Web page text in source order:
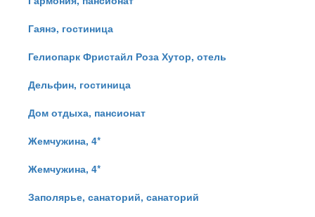
Гаянэ, гостиница
Гелиопарк Фристайл Роза Хутор, отель
Дельфин, гостиница
Дом отдыха, пансионат
Жемчужина, 4*
Жемчужина, 4*
Заполярье, санаторий, санаторий